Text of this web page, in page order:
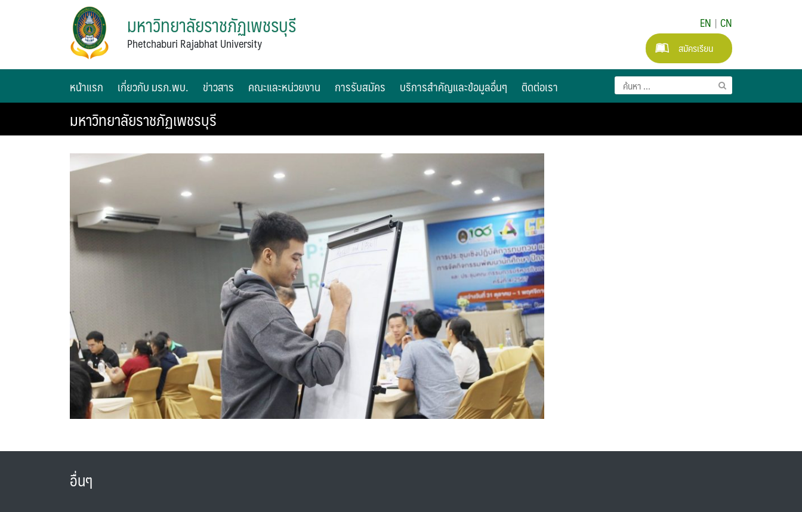
มหาวิทยาลัยราชภัฏเพชรบุรี
Phetchaburi Rajabhat University
EN | CN
สมัครเรียน
หน้าแรก เกี่ยวกับ มรภ.พบ. ข่าวสาร คณะและหน่วยงาน การรับสมัคร บริการสำคัญและข้อมูลอื่นๆ ติดต่อเรา
มหาวิทยาลัยราชภัฏเพชรบุรี
อื่นๆ